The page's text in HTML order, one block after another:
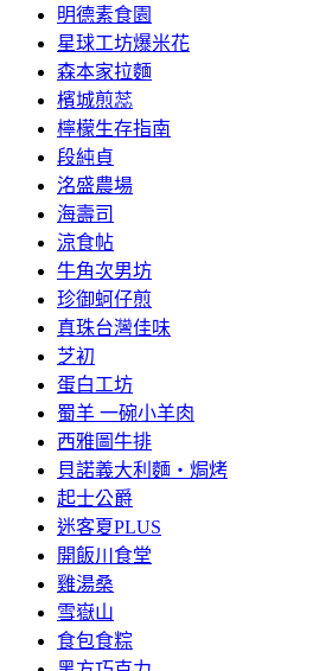
明德素食園
星球工坊爆米花
森本家拉麵
檳城煎蕊
檸檬生存指南
段純貞
洺盛農場
海壽司
涼食帖
牛角次男坊
珍御蚵仔煎
真珠台灣佳味
芝初
蛋白工坊
蜀羊 一碗小羊肉
西雅圖牛排
貝諾義大利麵‧焗烤
起士公爵
迷客夏PLUS
開飯川食堂
雞湯桑
雪嶽山
食包食粽